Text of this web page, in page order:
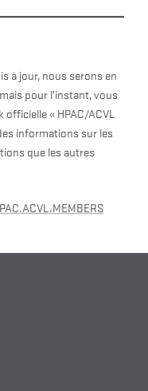
à jour, nous serons en
pour l’instant, vous
« HPAC/ACVL
informations sur les
que les autres